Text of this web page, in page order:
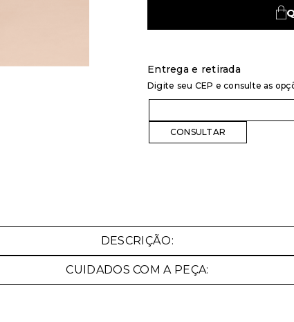
Selecione o tamanho que você deseja:
34 36
Entrega e retirada
Digite seu CEP e consulte as
DESCRIÇÃO:
CUIDADOS COM A PEÇA: